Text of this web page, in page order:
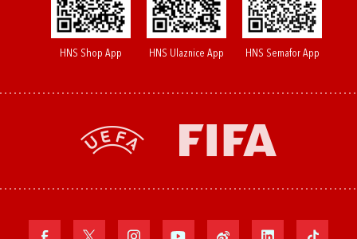
HNS Shop App HNS Ulaznice App HNS Semafor App